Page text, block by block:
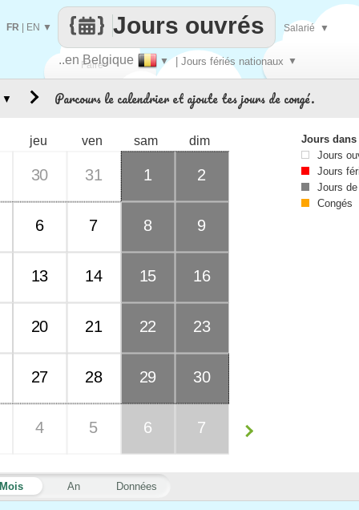
Faire
..en Belgique ▼ | Jours fériés nationaux ▼
Jours ouvrés
FR EN ▼ Salarié ▼
Parcours le calendrier et ajoute tes jours de congé.
Mois An Données
jeu ven sam dim
30 31 1 2
6 7 8 9
13 14 15 16
20 21 22 23
27 28 29 30
4 5 6 7
▼
Jours
Jours
Jours
Jours
Congés